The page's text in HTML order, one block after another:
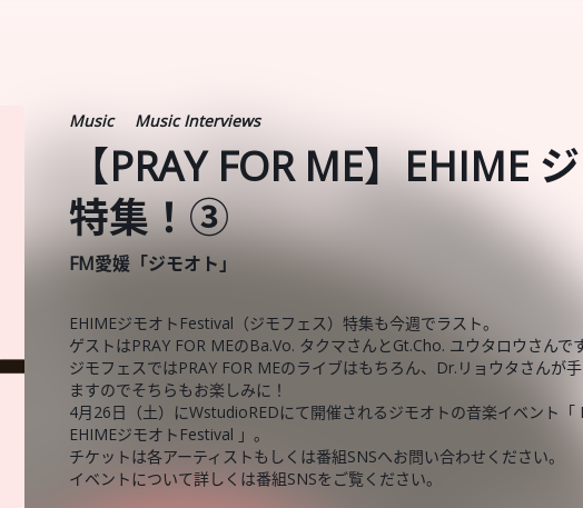
Music Music Interviews
【PRAY FOR ME】EHIME
特集！③
FM愛媛「ジモオト」
EHIMEジモオトFestival（ジモフェス）特集も今週でラスト。
ゲストはPRAY FOR MEのBa.Vo. タクマさんとGt.Cho. ユウタロウさんで
ジモフェスではPRAY FOR MEのライブはもちろん、Dr.リョウタさんが
ますのでそちらもお楽しみに！
4月26日（土）にWstudioREDにて開催されるジモオトの音楽イベント
EHIMEジモオトFestival 」。
チケットは各アーティストもしくは番組SNSへお問い合わせください。
イベントについて詳しくは番組SNSをご覧ください。